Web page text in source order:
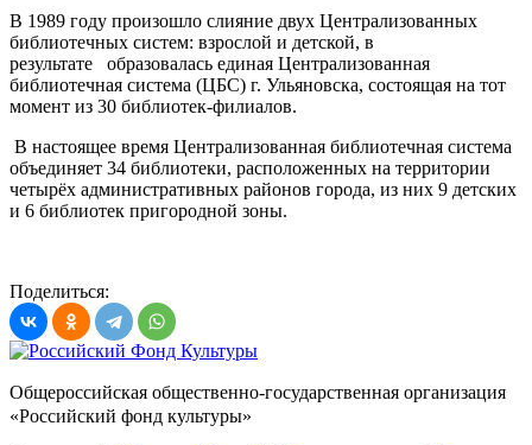
В 1989 году произошло слияние двух Централизованных
библиотечных систем: взрослой и детской, в
результате образовалась единая Централизованная
библиотечная система (ЦБС) г. Ульяновска, состоящая на тот
момент из 30 библиотек-филиалов.
В настоящее время Централизованная библиотечная система
объединяет 34 библиотеки, расположенных на территории
четырёх административных районов города, из них 9 детских
и 6 библиотек пригородной зоны.
Поделиться:
Общероссийская общественно-государственная организация
«Российский фонд культуры»